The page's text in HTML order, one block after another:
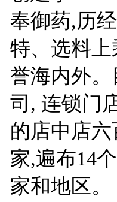
奉御药,历
特、选料
誉海内外
司, 连锁门
的店中店
家,遍布14
家和地区。